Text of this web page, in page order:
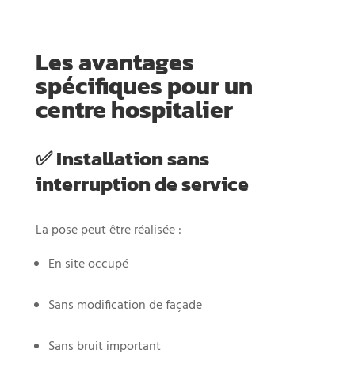
Les avantages
spécifiques pour un
centre hospitalier
✅ Installation sans
interruption de service
La pose peut être réalisée :
En site occupé
Sans modification de façade
Sans bruit important